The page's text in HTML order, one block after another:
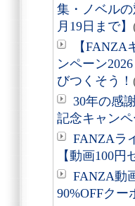
集・ノベル
月19日まで】
【
ンペーン
びつくそう！
30年の感
記念キャン
FANZAラ
【動画100円
FANZA動
90%OFFクー